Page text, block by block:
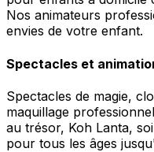
Nos animateurs
envies de votre enfant.
Spectacles et
Spectacles de magie,
maquillage
au trésor, Koh Lanta,
pour tous les âges